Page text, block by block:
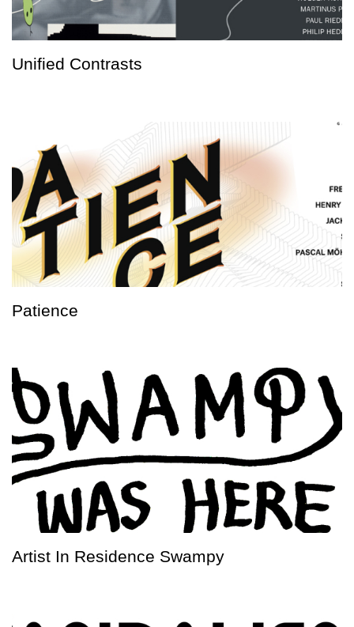
Unified Contrasts
Patience
Artist In Residence Swampy